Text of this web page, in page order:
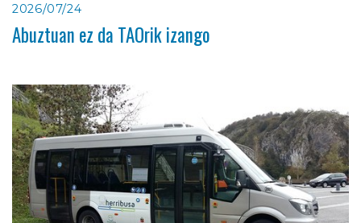
2026/07/24
Abuztuan ez da TAOrik izango